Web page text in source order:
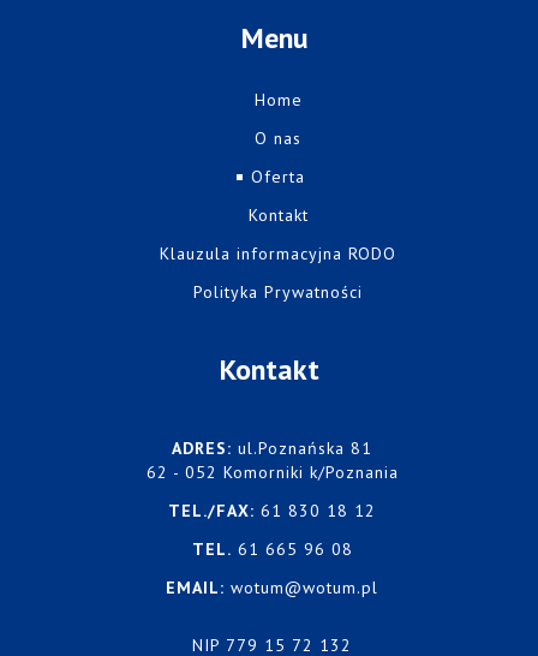
Menu
Home
O nas
Oferta
Kontakt
Klauzula informacyjna RODO
Polityka Prywatności
Kontakt
ADRES: ul.Poznańska 81
62 - 052 Komorniki k/Poznania
TEL./FAX: 61 830 18 12
TEL. 61 665 96 08
EMAIL: wotum@wotum.pl
NIP 779 15 72 132